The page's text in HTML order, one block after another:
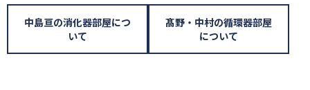
中島亘の消化器部屋につ
いて
髙野・中村の循環器部屋
について